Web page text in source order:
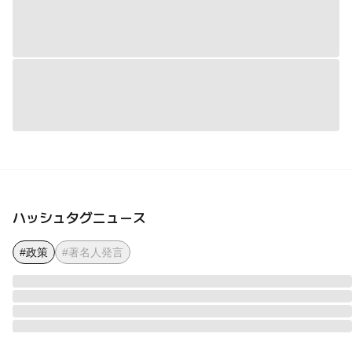
ハッシュタグニュース
#政策 #著名人発言